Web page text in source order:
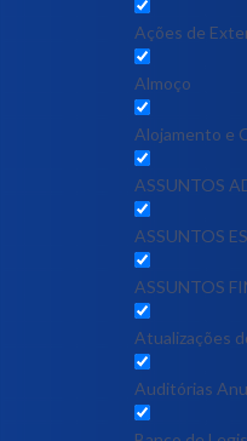
Ações de
Almoço
Alojamento e
ASSUNTOS
ASSUNTOS
ASSUNTOS
Atualizações
Auditórias